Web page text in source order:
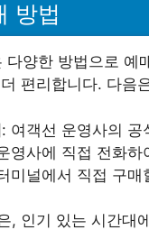
방법
다양한 방법으로 예
편리합니다. 다음
: 여객선 운영사의
영사에 직접 전화하
미널에서 직접 구
, 인기 있는 시간대